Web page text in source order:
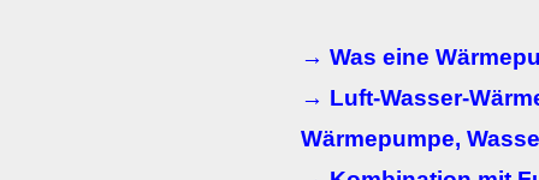
→ Was eine
→ Luft-Wasser-
Wärmepumpe,